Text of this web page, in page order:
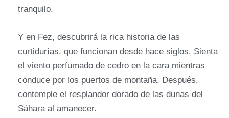
tranquilo.
Y en Fez, descubrirá la rica historia de las
curtidurías, que funcionan desde hace siglos. Sienta
el viento perfumado de cedro en la cara mientras
conduce por los puertos de montaña. Después,
contemple el resplandor dorado de las dunas del
Sáhara al amanecer.